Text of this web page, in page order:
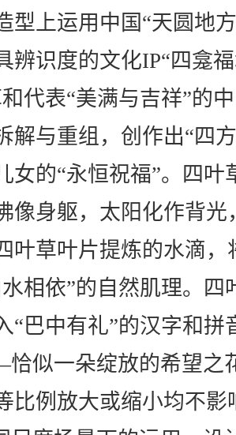
型上运用中国“天圆地
辨识度的文化IP“四龛
代表“美满与吉祥”的
解与重组，创作出“四
女的“永恒祝福”。四
像身躯，太阳化作背
叶草叶片提炼的水滴
相依”的自然肌理。
“巴中有礼”的汉字和
似一朵绽放的希望之
比例放大或缩小均不